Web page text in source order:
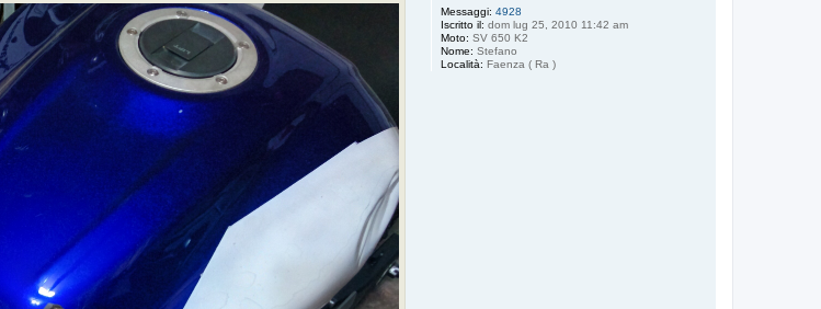
Messaggi: 4928
Iscritto il: dom lug 25, 2010 11:42 am
Moto: SV 650 K2
Nome: Stefano
Località: Faenza ( Ra )